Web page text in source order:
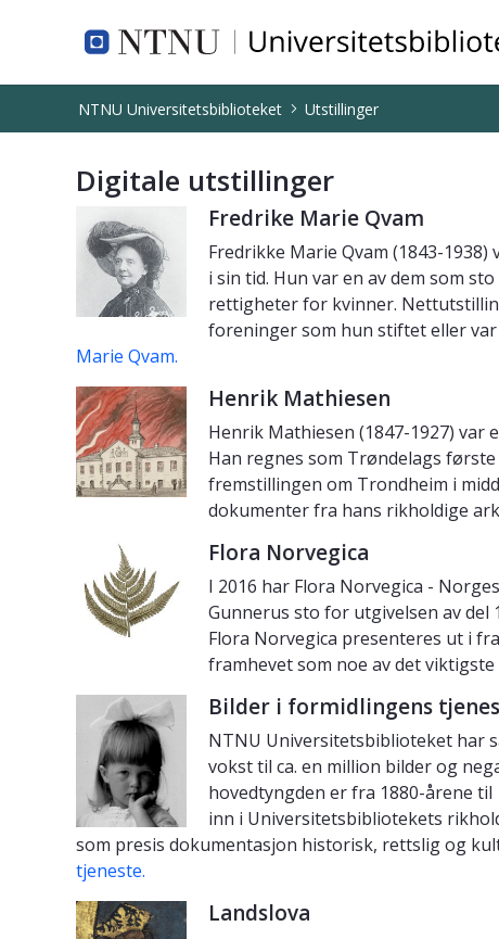
NTNU Universitetsbiblioteket
NTNU Universitetsbiblioteket Utstillinger
UtstillingerDigitale utstillinger
Fredrike Marie Qvam
Fredrikke Marie Qvam (1843-
i sin tid. Hun var en av dem som
rettigheter for kvinner.
foreninger som hun stiftet eller
Marie Qvam.
Henrik Mathiesen
Henrik Mathiesen (1847-1927)
Han regnes som Trøndelags
fremstillingen om Trondheim i
dokumenter fra hans rikholdige
Flora Norvegica
I 2016 har Flora Norvegica -
Gunnerus sto for utgivelsen av del
Flora Norvegica presenteres ut i
framhevet som noe av det
Bilder i formidlingens
NTNU Universitetsbiblioteket har
vokst til ca. en million bilder og
hovedtyngden er fra 1880-årene
inn i Universitetsbibliotekets
som presis dokumentasjon historisk, rettslig og
tjeneste.
Landslova